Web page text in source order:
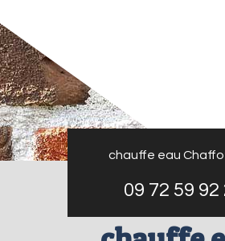
chauffe eau
09 72 59 92